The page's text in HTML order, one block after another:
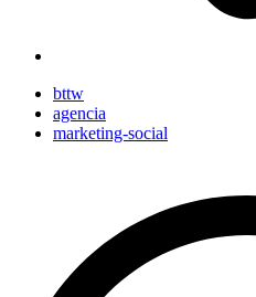
bttw
agencia
marketing-social